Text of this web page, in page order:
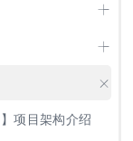
项目架构介绍